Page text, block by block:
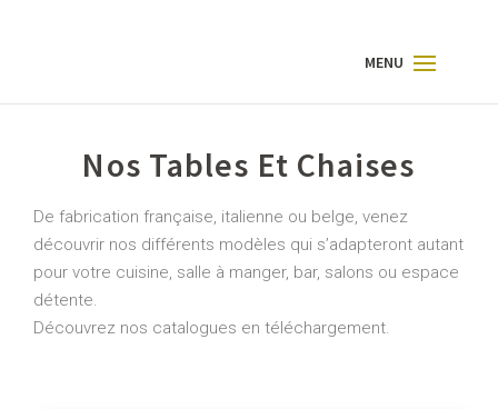
Nos Tables Et Chaises
De fabrication française, italienne ou belge, venez
découvrir nos différents modèles qui s’adapteront autant
pour votre cuisine, salle à manger, bar, salons ou espace
détente.
Découvrez nos catalogues en téléchargement.